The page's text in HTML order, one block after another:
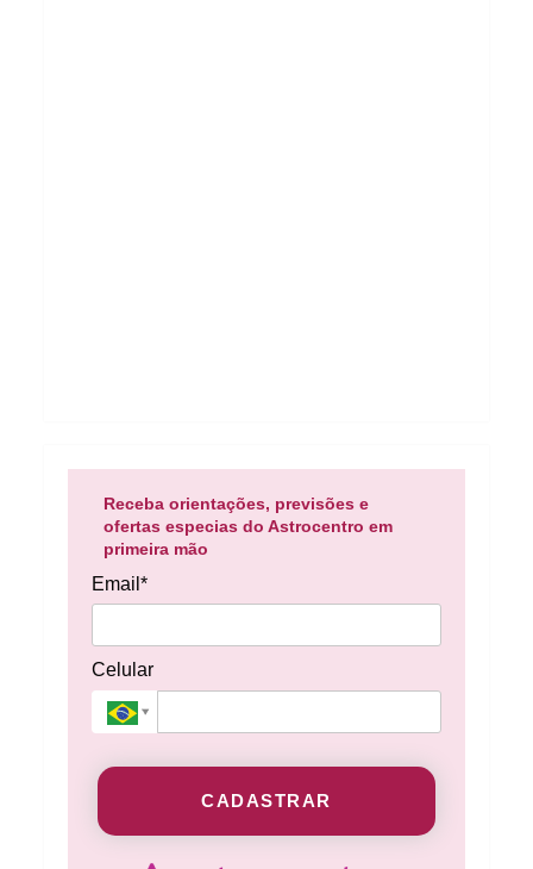
Receba orientações, previsões e
ofertas especias do Astrocentro em
primeira mão
Email*
Celular
CADASTRAR